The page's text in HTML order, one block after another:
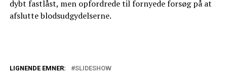
dybt fastlåst, men opfordrede til fornyede forsøg på at
afslutte blodsudgydelserne.
LIGNENDE EMNER: SLIDESHOW